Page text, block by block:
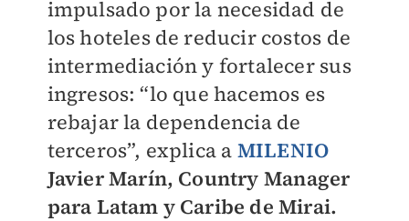
impulsado por la necesidad de
los hoteles de reducir costos de
intermediación y fortalecer sus
ingresos: “lo que hacemos es
rebajar la dependencia de
terceros”, explica a MILENIO
Javier Marín, Country Manager
para Latam y Caribe de Mirai.